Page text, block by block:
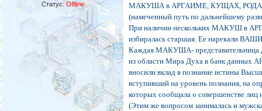
Статус:Offline
МАКУША в АРГАИМЕ, КУЩАХ, РОДАХ и
(намеченный путь по дальнейшему
При наличии нескольких МАКУШ в
избиралась старшая. Ее нарекали
Каждая МАКУША- представительница
из области Мира Духа в банк данных
вносили вклад в познание истины
вступивший на уровень познания, на
которых сообщала о совершенстве
(Этим же вопросом занималась и